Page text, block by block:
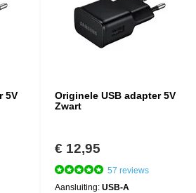
5V
Originele USB adapter 5V
Zwart
€ 12,95
57 reviews
Aansluiting: USB-A